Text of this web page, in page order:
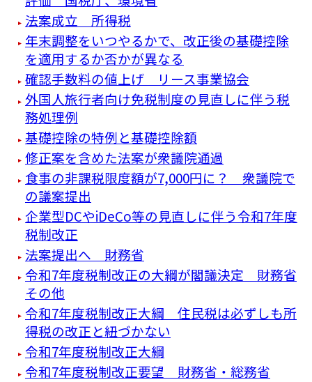
法案成立 所得税
年末調整をいつやるかで、改正後の基礎控除
を適用するか否かが異なる
確認手数料の値上げ リース事業協会
外国人旅行者向け免税制度の見直しに伴う税
務処理例
基礎控除の特例と基礎控除額
修正案を含めた法案が衆議院通過
食事の非課税限度額が7,000円に？ 衆議院で
の議案提出
企業型DCやiDeCo等の見直しに伴う令和7年度
税制改正
法案提出へ 財務省
令和7年度税制改正の大綱が閣議決定 財務省
その他
令和7年度税制改正大綱 住民税は必ずしも所
得税の改正と紐づかない
令和7年度税制改正大綱
令和7年度税制改正要望 財務省・総務省